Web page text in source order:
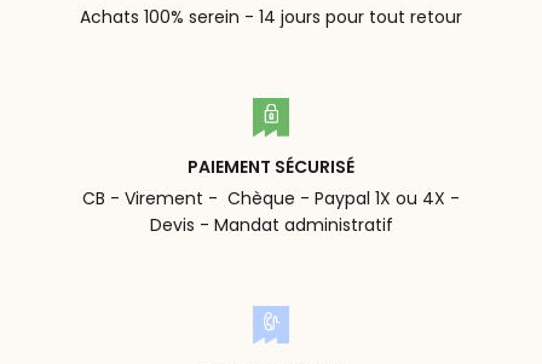
Achats 100% serein - 14 jours pour tout retour
PAIEMENT SÉCURISÉ
CB - Virement - Chèque - Paypal 1X ou 4X -
Devis - Mandat administratif